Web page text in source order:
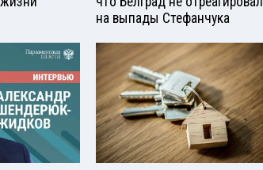
на выпады Стефанчука